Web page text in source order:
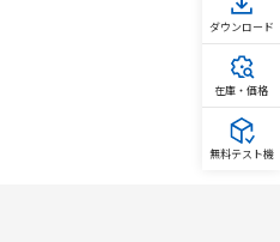
ダウンロード
在庫・価格
無料テスト機